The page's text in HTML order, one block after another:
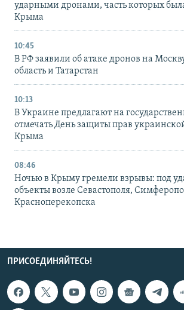
ударными дронами, часть которых
Крыма
10:45
В РФ заявили об атаке дронов на
область и Татарстан
10:13
В Украине предлагают на
отмечать День защиты прав
Крыма
08:46
Ночью в Крыму гремели взрывы: под
объекты возле Севастополя,
Красноперекопска
ПРИСОЕДИНЯЙТЕСЬ!